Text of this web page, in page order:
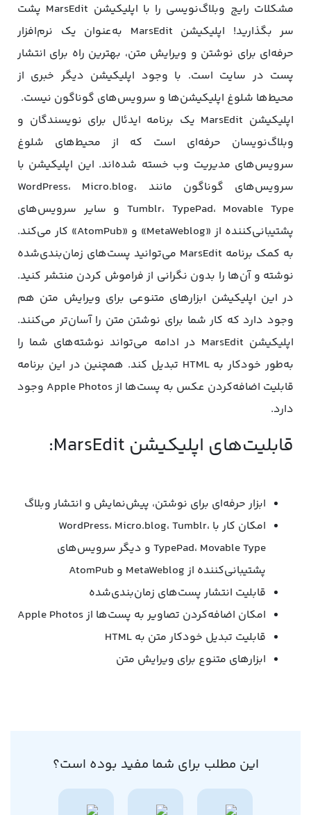
مشکلات رایج وبلاگ‌نویسی را با اپلیکیشن MarsEdit پشت
سر بگذارید! اپلیکیشن MarsEdit به‌عنوان یک نرم‌افزار
حرفه‌ای برای نوشتن و ویرایش متن، بهترین راه برای انتشار
پست در سایت‌ است. با وجود اپلیکیشن دیگر خبری از
محیط‌ها شلوغ اپلیکیشن‌ها و سرویس‌های گوناگون نیست.
اپلیکیشن MarsEdit یک برنامه ایدئال برای نویسندگان و
وبلاگ‌نویسان حرفه‌ای است که از محیط‌های شلوغ
سرویس‌های مدیریت وب خسته شده‌اند. این اپلیکیشن با
سرویس‌های گوناگون مانند WordPress، Micro.blog،
Tumblr، TypePad، Movable Type و سایر سرویس‌های
پشتیبانی‌کننده از «MetaWeblog» و «AtomPub» کار می‌کند.
به کمک برنامه MarsEdit می‌توانید پست‌های زمان‌بندی‌شده
نوشته و آن‌ها را بدون نگرانی از فراموش کردن منتشر کنید.
در این اپلیکیشن ابزارهای متنوعی برای ویرایش متن هم
وجود دارد که کار شما برای نوشتن متن را آسان‌تر می‌کنند.
اپلیکیشن MarsEdit در ادامه می‌تواند نوشته‌های شما را
به‌طور خودکار به HTML تبدیل کند. همچنین در این برنامه
قابلیت اضافه‌کردن عکس به پست‌ها از Apple Photos وجود
دارد.
قابلیت‌های اپلیکیشن MarsEdit:
ابزار حرفه‌ای برای نوشتن، پیش‌نمایش و انتشار وبلاگ
امکان کار با WordPress، Micro.blog، Tumblr،
TypePad، Movable Type و دیگر سرویس‌های
پشتیبانی‌کننده از MetaWeblog و AtomPub
قابلیت انتشار پست‌های زمان‌بندی‌شده
امکان اضافه‌کردن تصاویر به پست‌ها از Apple Photos
قابلیت تبدیل خودکار متن به HTML
ابزارهای متنوع برای ویرایش متن
این مطلب برای شما مفید بوده است؟